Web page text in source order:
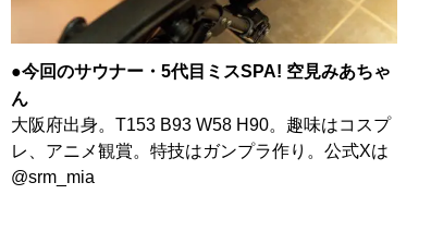
●今回のサウナー・5代目ミスSPA! 空見みあちゃ
ん
大阪府出身。T153 B93 W58 H90。趣味はコスプ
レ、アニメ観賞。特技はガンプラ作り。公式Xは
@srm_mia